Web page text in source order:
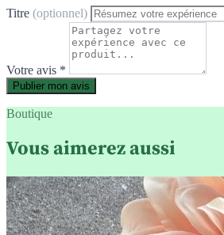
Titre (optionnel)
Votre avis *
Publier mon avis
Boutique
Vous aimerez aussi